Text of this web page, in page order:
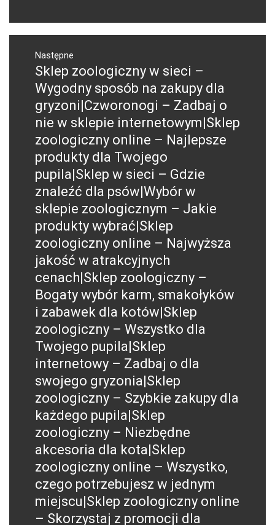
Następne
Następny
post:
Sklep zoologiczny w sieci –
Wygodny sposób na zakupy dla
gryzoni|Czworonogi – Zadbaj o
nie w sklepie internetowym|Sklep
zoologiczny online – Najlepsze
produkty dla Twojego
pupila|Sklep w sieci – Gdzie
znaleźć dla psów|Wybór w
sklepie zoologicznym – Jakie
produkty wybrać|Sklep
zoologiczny online – Najwyższa
jakość w atrakcyjnych
cenach|Sklep zoologiczny –
Bogaty wybór karm, smakołyków
i zabawek dla kotów|Sklep
zoologiczny – Wszystko dla
Twojego pupila|Sklep
internetowy – Zadbaj o dla
swojego gryzonia|Sklep
zoologiczny – Szybkie zakupy dla
każdego pupila|Sklep
zoologiczny – Niezbędne
akcesoria dla kota|Sklep
zoologiczny online – Wszystko,
czego potrzebujesz w jednym
miejscu|Sklep zoologiczny online
– Skorzystaj z promocji dla